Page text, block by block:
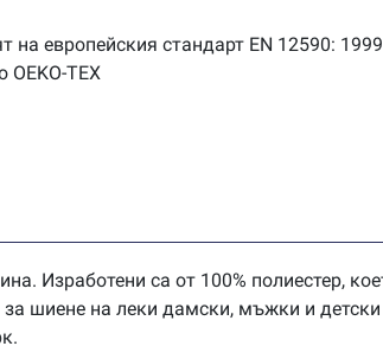
на европейския стандарт EN 12590:
OEKO-TEX
Изработени са от 100% полиестер,
шиене на леки дамски, мъжки и